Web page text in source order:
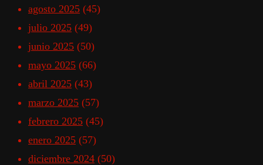
agosto 2025 (45)
julio 2025 (49)
junio 2025 (50)
mayo 2025 (66)
abril 2025 (43)
marzo 2025 (57)
febrero 2025 (45)
enero 2025 (57)
diciembre 2024 (50)